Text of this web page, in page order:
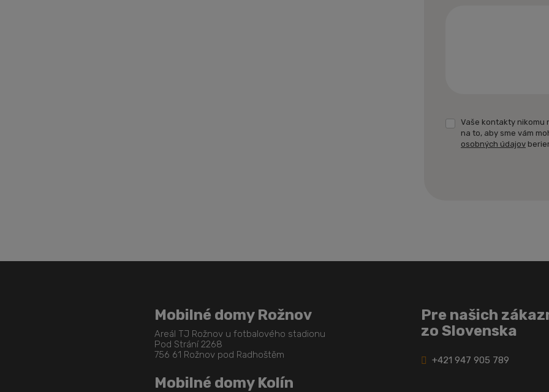
Vaše kontakty nikomu
na to, aby sme vám
osobných údajov
Mobilné domy Rožnov
Areál TJ Rožnov u fotbalového stadionu
Pod Strání 2268
756 61 Rožnov pod Radhoštěm
Mobilné domy Kolín
Pre našich
zo Slovenska
+421 947 905 789